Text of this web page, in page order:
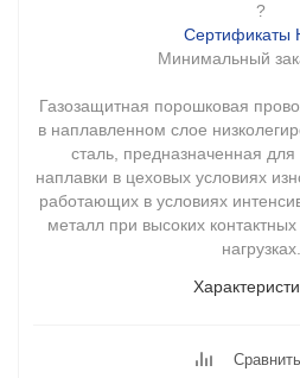
?
Сертификаты
Минимальный
Газозащитная порошковая
в наплавленном слое
сталь, предназначенная для
наплавки в цеховых условиях
работающих в условиях
металл при высоких
нагрузках.
Сравнить